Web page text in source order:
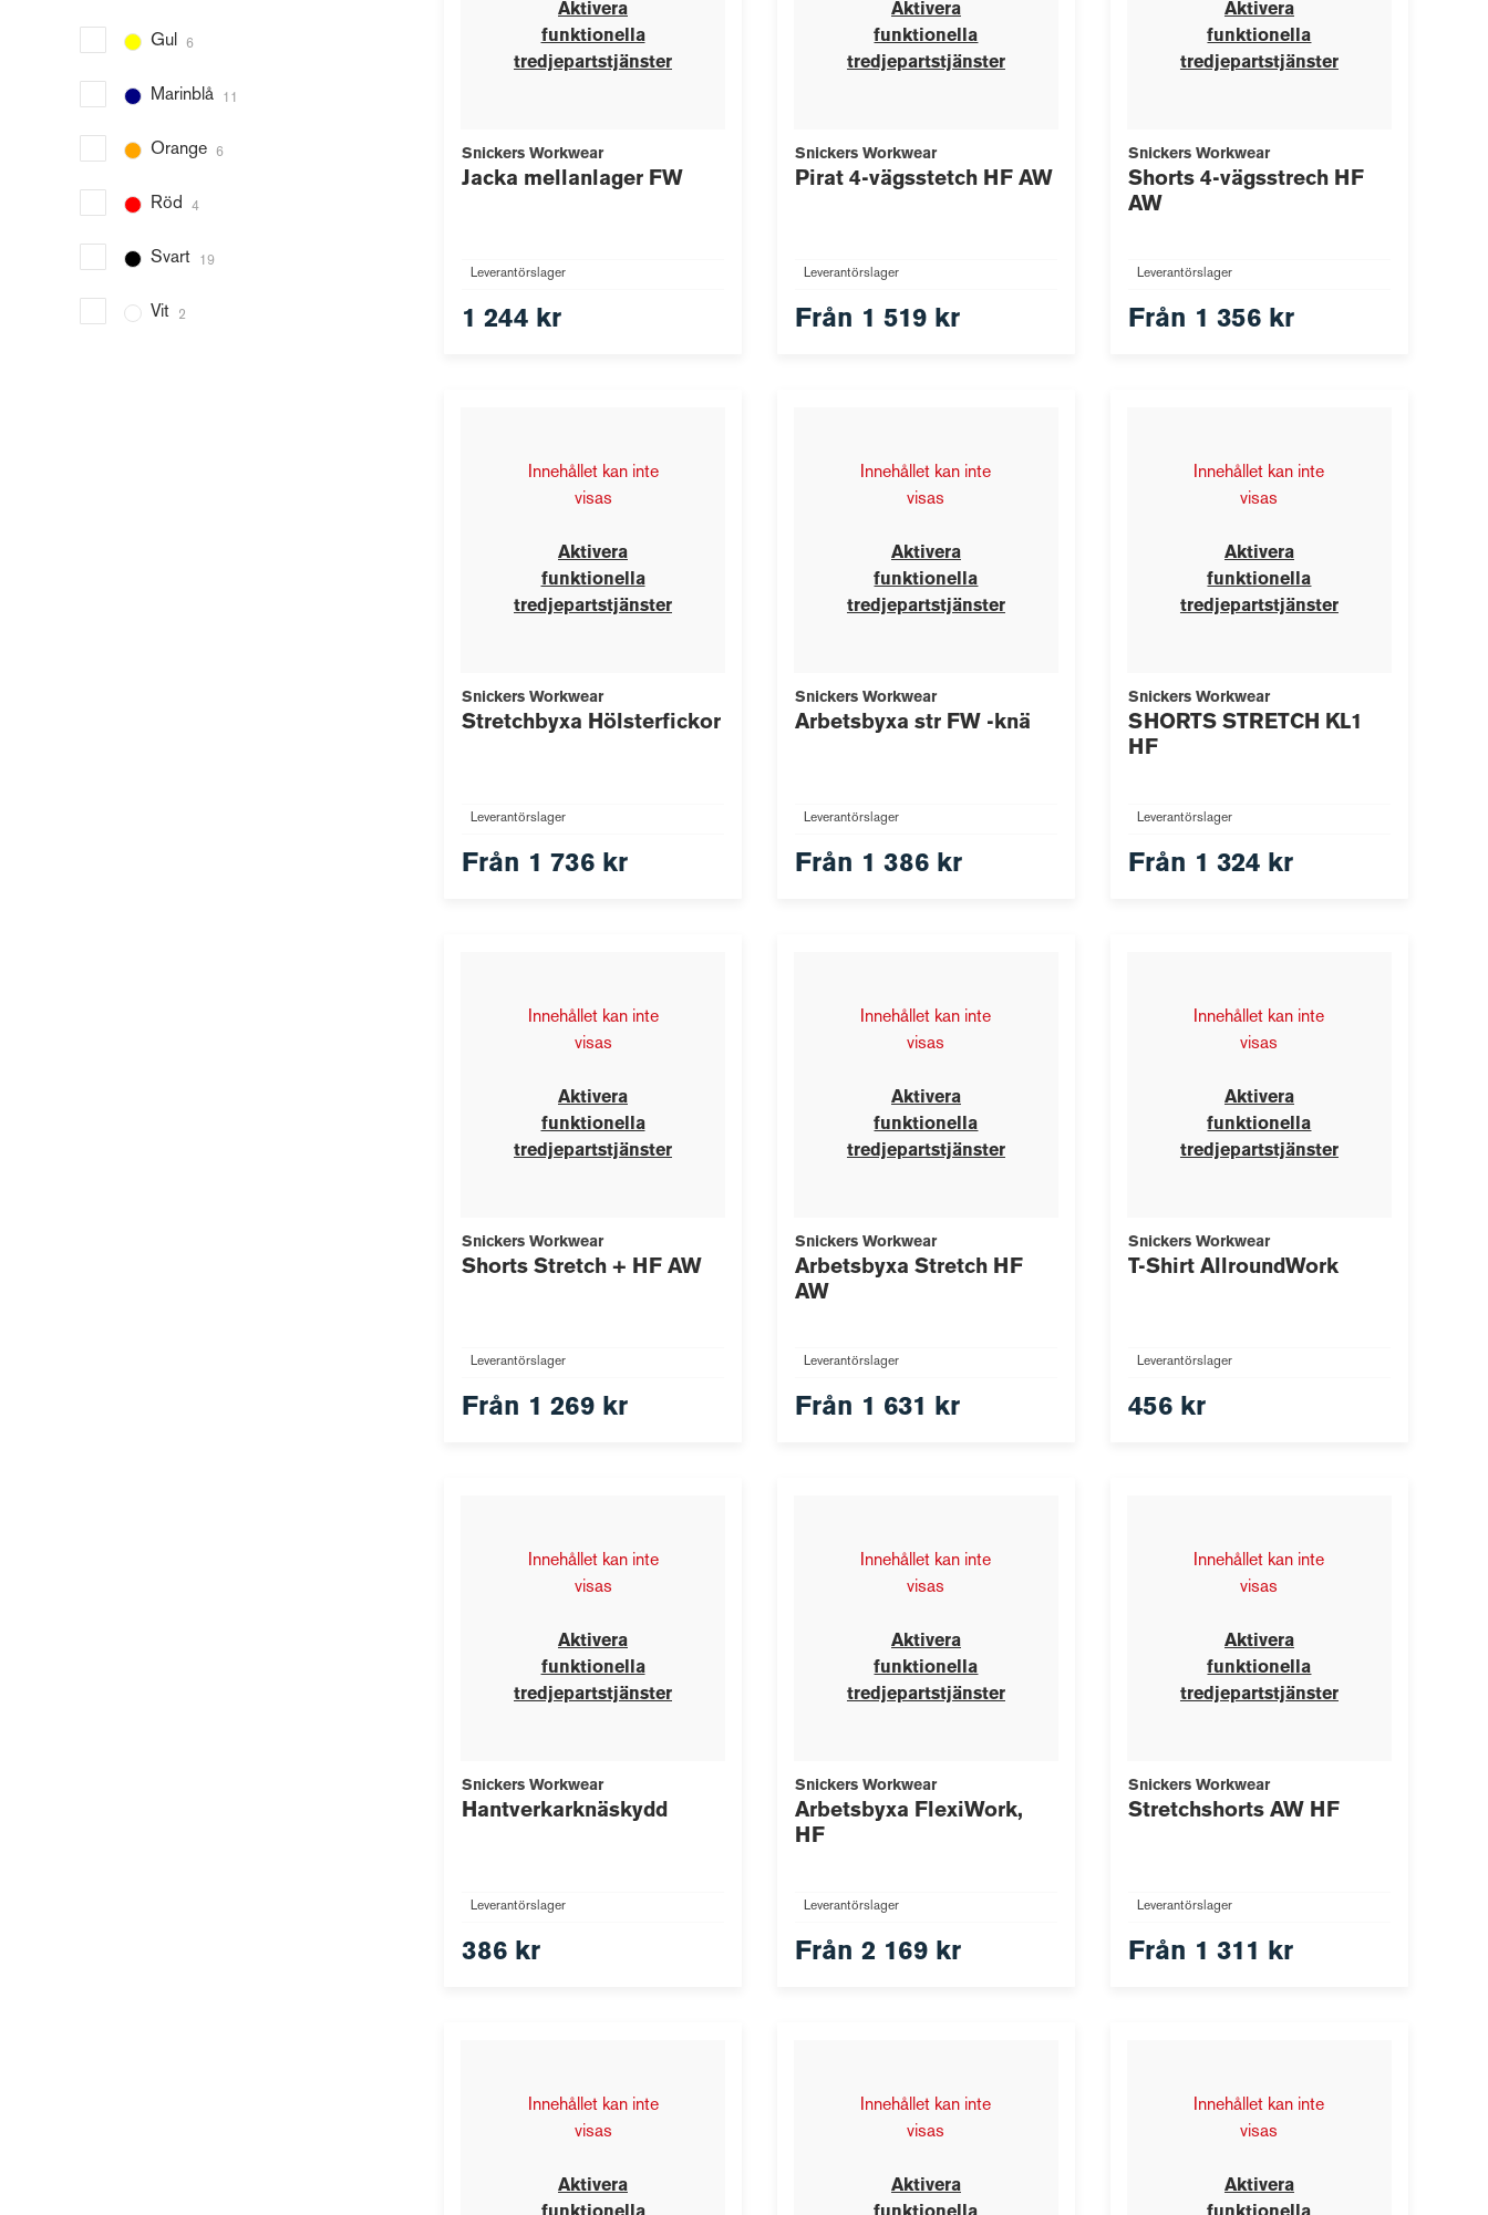
Gul 6
Marinblå 11
Orange 6
Röd 4
Svart 19
Vit 2
Aktivera
funktionella
tredjepartstjänster
Snickers Workwear
Jacka mellanlager FW
Leverantörslager
1 244 kr
Aktivera
funktionella
tredjepartstjänster
Snickers Workwear
Pirat 4-vägsstetch HF AW
Leverantörslager
Från 1 519 kr
Aktivera
funktionella
tredjepartstjänster
Snickers Workwear
Shorts 4-vägsstrech HF
AW
Leverantörslager
Från 1 356 kr
Innehållet kan inte
visas
Aktivera
funktionella
tredjepartstjänster
Snickers Workwear
Stretchbyxa Hölsterfickor
Leverantörslager
Från 1 736 kr
Innehållet kan inte
visas
Aktivera
funktionella
tredjepartstjänster
Snickers Workwear
Arbetsbyxa str FW -knä
Leverantörslager
Från 1 386 kr
Innehållet kan inte
visas
Aktivera
funktionella
tredjepartstjänster
Snickers Workwear
SHORTS STRETCH KL1
HF
Leverantörslager
Från 1 324 kr
Innehållet kan inte
visas
Aktivera
funktionella
tredjepartstjänster
Snickers Workwear
Shorts Stretch + HF AW
Leverantörslager
Från 1 269 kr
Innehållet kan inte
visas
Aktivera
funktionella
tredjepartstjänster
Snickers Workwear
Arbetsbyxa Stretch HF
AW
Leverantörslager
Från 1 631 kr
Innehållet kan inte
visas
Aktivera
funktionella
tredjepartstjänster
Snickers Workwear
T-Shirt AllroundWork
Leverantörslager
456 kr
Innehållet kan inte
visas
Aktivera
funktionella
tredjepartstjänster
Snickers Workwear
Hantverkarknäskydd
Leverantörslager
386 kr
Innehållet kan inte
visas
Aktivera
funktionella
tredjepartstjänster
Snickers Workwear
Arbetsbyxa FlexiWork,
HF
Leverantörslager
Från 2 169 kr
Innehållet kan inte
visas
Aktivera
funktionella
tredjepartstjänster
Snickers Workwear
Stretchshorts AW HF
Leverantörslager
Från 1 311 kr
Innehållet kan inte
visas
Aktivera
Innehållet kan inte
visas
Aktivera
Innehållet kan inte
visas
Aktivera